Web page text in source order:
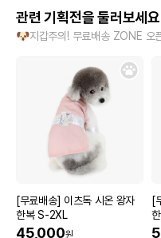
관련 기획전을 둘러보세요
🐶지갑주의! 무료배송 ZONE 오
[무료배송] 이츠독 시온 왕자
한복 S-2XL
45,000원
[